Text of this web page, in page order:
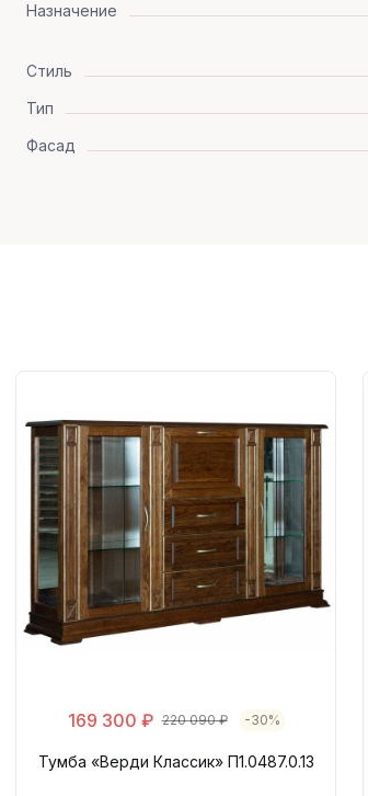
Назначение
Стиль
Тип
Фасад
169 300 ₽ 220 090 ₽ -30%
Тумба «Верди Классик» П1.0487.0.13